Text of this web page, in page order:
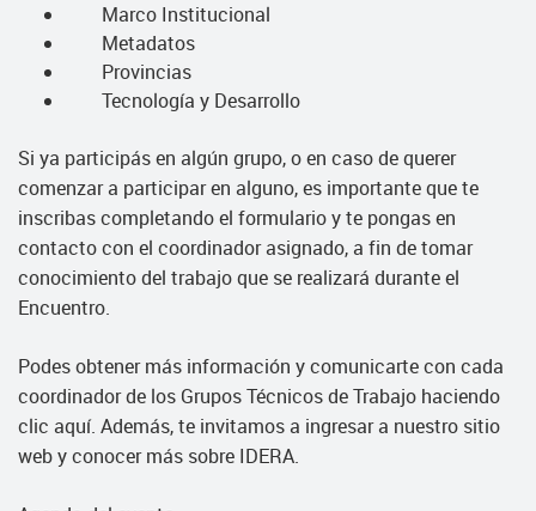
Marco Institucional
Metadatos
Provincias
Tecnología y Desarrollo
Si ya participás en algún grupo, o en caso de querer
comenzar a participar en alguno, es importante que te
inscribas completando el formulario y te pongas en
contacto con el coordinador asignado, a fin de tomar
conocimiento del trabajo que se realizará durante el
Encuentro.
Podes obtener más información y comunicarte con cada
coordinador de los Grupos Técnicos de Trabajo haciendo
clic aquí. Además, te invitamos a ingresar a nuestro sitio
web y conocer más sobre IDERA.